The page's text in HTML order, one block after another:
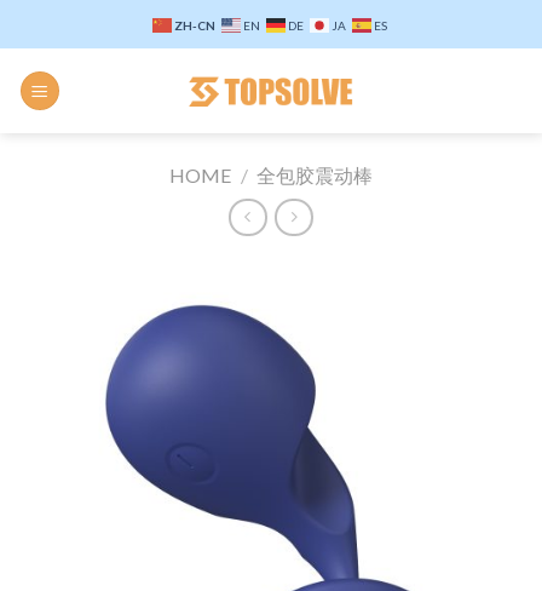
to
content
ZH-CN EN DE JA ES
HOME / 全包胶震动棒